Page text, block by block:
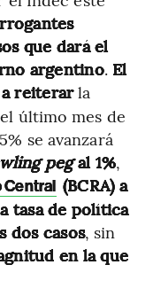
que dará el
argentino. El
reiterarla
último mes de
se avanzará
pegal 1%,
Central (BCRA) a
tasa de política
dos casos, sin
en la que